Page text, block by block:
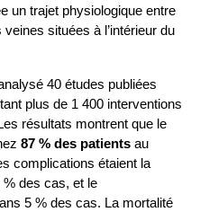
un trajet physiologique entre
situées à l’intérieur du
40 études publiées
plus de 1 400 interventions
résultats montrent que le
87 % des patients au
complications étaient la
des cas, et le
5 % des cas. La mortalité